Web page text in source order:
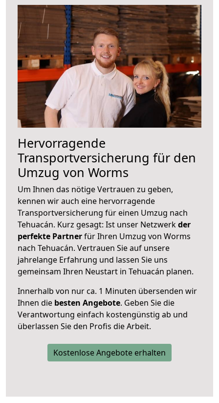
Hervorragende
Transportversicherung für den
Umzug von Worms
Um Ihnen das nötige Vertrauen zu geben,
kennen wir auch eine hervorragende
Transportversicherung für einen Umzug nach
Tehuacán. Kurz gesagt: Ist unser Netzwerkder
perfekte Partnerfür Ihren Umzug von Worms
nach Tehuacán. Vertrauen Sie auf unsere
jahrelange Erfahrung und lassen Sie uns
gemeinsam Ihren Neustart in Tehuacán planen.
Innerhalb von nur ca. 1 Minuten übersenden wir
Ihnen die besten Angebote. Geben Sie die
Verantwortung einfach kostengünstig ab und
überlassen Sie den Profis die Arbeit.
Kostenlose Angebote erhalten